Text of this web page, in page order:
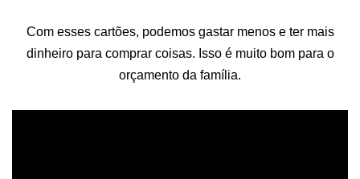
Com esses cartões, podemos gastar menos e ter mais
dinheiro para comprar coisas. Isso é muito bom para o
orçamento da família.